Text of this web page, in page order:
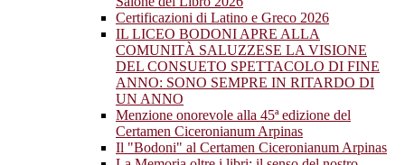
Certificazioni di Latino e Greco 2026
IL LICEO BODONI APRE ALLA
COMUNITÀ SALUZZESE LA VISIONE
DEL CONSUETO SPETTACOLO DI FINE
ANNO: SONO SEMPRE IN RITARDO DI
UN ANNO
Menzione onorevole alla 45ª edizione del
Certamen Ciceronianum Arpinas
Il "Bodoni" al Certamen Ciceronianum Arpinas